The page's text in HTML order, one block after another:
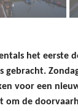
het eerste
gebracht.
voor een
om de